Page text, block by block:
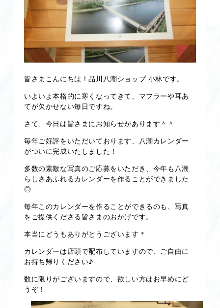
皆さまこんにちは！品川八潮ショップ 小林です。
いよいよ本格的に寒くなってきて、マフラーや耳あ
てが欠かせない毎日ですね。
さて、今日は皆さまにお知らせがあります＾＾
毎年ご好評をいただいております、八潮カレンダー
がついに完成いたしました！
多数の素敵な写真のご応募をいただき、今年も八潮
らしさあふれるカレンダーを作ることができました
◎
毎年このカレンダーを作ることができるのも、写真
をご提供くださる皆さまのおかげです。
本当にどうもありがとうございます＊
カレンダーは店頭で配布していますので、ご自由に
お持ち帰りください♪
数に限りがございますので、欲しい方はお早めにど
うぞ！